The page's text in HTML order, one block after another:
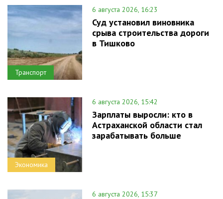
Транспорт
6 августа 2026, 16:23
Суд установил виновника
срыва строительства дороги
в Тишково
Экономика
6 августа 2026, 15:42
Зарплаты выросли: кто в
Астраханской области стал
зарабатывать больше
6 августа 2026, 15:37